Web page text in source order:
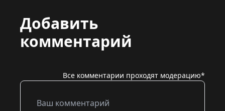
Добавить
комментарий
Все комментарии проходят модерацию*